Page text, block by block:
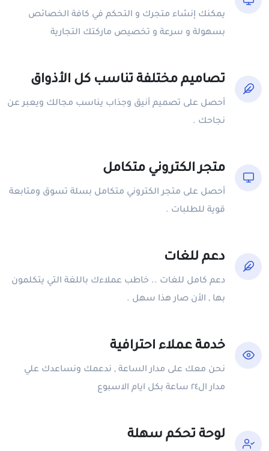
يمكنك إنشاء متجرك و التحكم في كافة الخصائص
بسهولة و سرعة و تخصيص ماركتك التجارية
تصاميم مختلفة تناسب كل الأذواق
أحصل على تصميم أنيق وجذاب يناسب مجالك ويعبر عن
نجاحك .
متجر الكتروني متكامل
أحصل على متجر الكتروني متكامل بسلة تسوق ومتابعة
قوية للطلبات .
دعم للغات
دعم كامل للغات .. خاطب عملاءك باللغة التي يتكلمون
بها , الأن صار هذا سهل .
خدمة عملاء احترافية
نحن معك على مدار الساعة , ندعمك ونساعدك علي
مدار ال٢٤ ساعة بكل ايام الاسبوع
لوحة تحكم سهلة